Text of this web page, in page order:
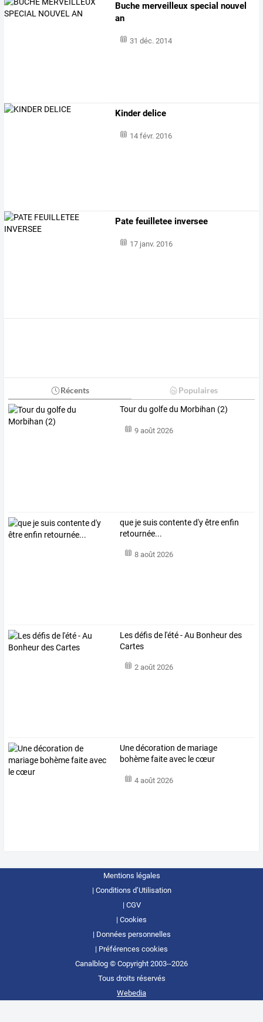
Buche merveilleux special nouvel
an
31 déc. 2014
Kinder delice
14 févr. 2016
Pate feuilletee inversee
17 janv. 2016
Récents Populaires
Tour du golfe du Morbihan (2)
9 août 2026
que je suis contente d'y être enfin
retournée...
8 août 2026
Les défis de l'été - Au Bonheur des
Cartes
2 août 2026
Une décoration de mariage
bohème faite avec le cœur
4 août 2026
Mentions légales
Conditions d’Utilisation
CGV
Cookies
Données personnelles
Préférences cookies
Canalblog © Copyright 2003--2026
Tous droits réservés
Webedia